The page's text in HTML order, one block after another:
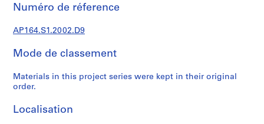
9
3
2
0
0
AP164.S1
Numéro de réference
AP164.S1.2002.D9
Mode de classement
Materials in this project series were kept in their original
order.
Localisation